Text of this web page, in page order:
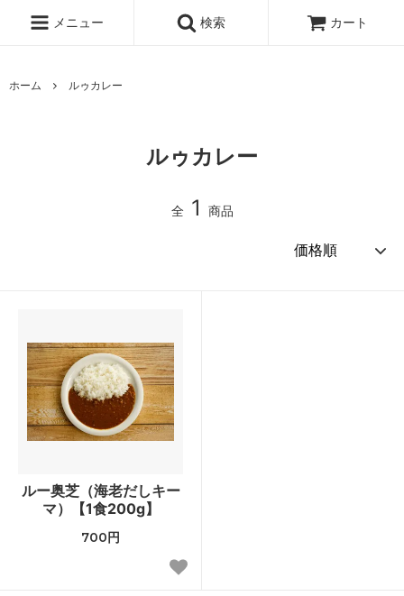
メニュー 検索 カート
ホーム ルゥカレー
ルゥカレー
全 1 商品
ルー奥芝（海老だしキー
マ）【1食200g】
700円